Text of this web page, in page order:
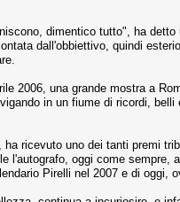
dimentico tutto", ha
dall'obbiettivo, quindi
2006, una grande mostra a
in un fiume di ricordi,
ricevuto uno dei tanti premi
l'autografo, oggi come
Pirelli nel 2007 e di oggi,